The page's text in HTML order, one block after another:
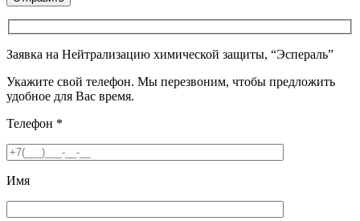
Заявка на Нейтрализацию химической защиты, “Эспераль”
Укажите свой телефон. Мы перезвоним, чтобы предложить
удобное для Вас время.
Телефон *
Имя